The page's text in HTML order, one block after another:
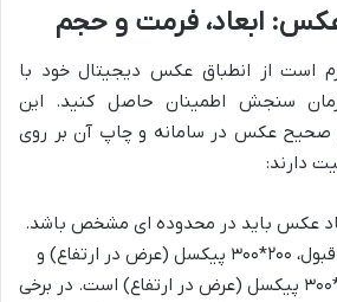
ابعاد، فرمت و حجم
است از انطباق عکس دیجیتال خود با
سنجش اطمینان حاصل کنید. این
صحیح عکس در سامانه و چاپ آن بر روی
دارند:
عکس باید در محدوده ای مشخص باشد.
حداقل ابعاد مورد قبول، ۲۰۰*۳۰۰ پیکسل (عرض در ارتفاع) و
حداکثر ابعاد، ۴۰۰*۳۰۰ پیکسل (عرض در ارتفاع) است. در برخی